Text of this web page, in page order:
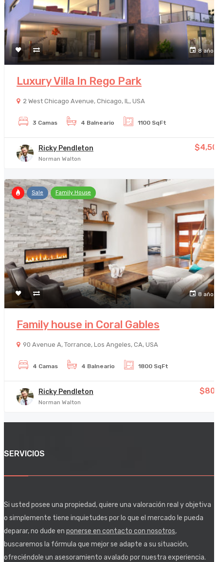
8 años
Luxury Villa In Rego Park
2 West Chicago Avenue, Chicago, IL, USA
3 Camas 4 Balneario 1100 SqFt
Ricky Pendleton
Norman Walton
Sale Family House
8 años
Family house in Coral Gables
90 Avenue A, Torrance, Los Angeles, CA, USA
4 Camas 4 Balneario 1800 SqFt
Ricky Pendleton
Norman Walton
SERVICIOS
Si usted posee una propiedad, quiere una valoración real y objetiva
o simplemente tiene inquietudes por lo que el mercado le pueda
deparar, no dude en ponerse en contacto con nosotros,
buscaremos la fórmula que mejor se adapte a su situación,
ofreciéndole un asesoramiento avalado por nuestra experiencia.